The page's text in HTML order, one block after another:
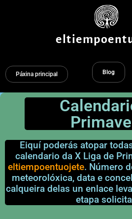
Páxina principal Blog
Eiquí poderás atopar
calendario da X Liga de
eltiempoentuojete. Número
meteorolóxica, data e
calqueira delas un enlace
etapa